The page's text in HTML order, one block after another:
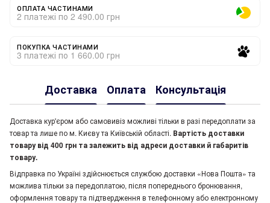
ОПЛАТА ЧАСТИНАМИ
2 платежі по 2 490.00 грн
ПОКУПКА ЧАСТИНАМИ
3 платежі по 1 660.00 грн
Доставка Оплата Консультація
Доставка кур'єром або самовивіз можливі тільки в разі передоплати за
товар та лише по м. Києву та Київській області. Вартість доставки
товару від 400 грн та залежить від адреси доставки й габаритів
товару.
Відправка по Україні здійснюється службою доставки «Нова Пошта» та
можлива тільки за передоплатою, після попереднього бронювання,
оформлення товару та підтвердження в телефонному або електронному